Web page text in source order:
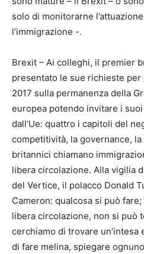
solo di monitorarne
l’immigrazione -.
Brexit – Ai colleghi, il premier
presentato le sue richieste
2017 sulla permanenza della
europea potendo invitare i
dall’Ue: quattro i capitoli del
competitività, la governance,
britannici chiamano
libera circolazione. Alla vigilia
del Vertice, il polacco Donald
Cameron: qualcosa si può fare;
libera circolazione, non si può
cerchiamo di trovare
di fare melina, spiegare